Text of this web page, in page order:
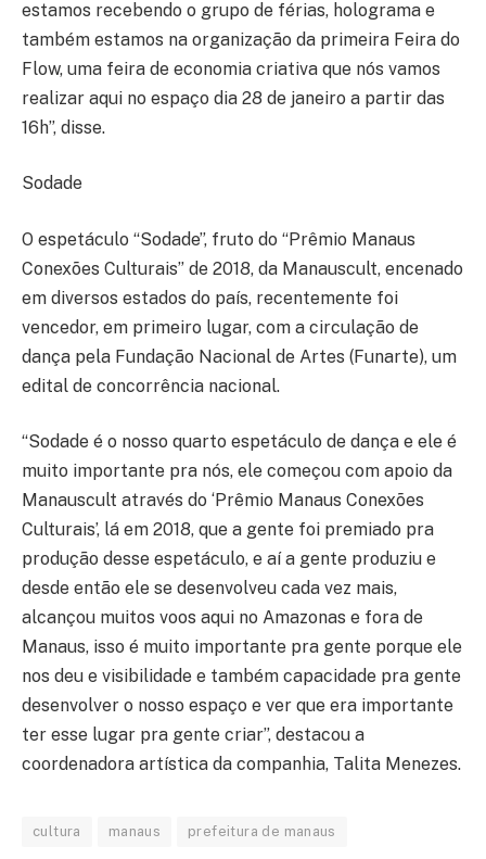
estamos recebendo o grupo de férias, holograma e
também estamos na organização da primeira Feira do
Flow, uma feira de economia criativa que nós vamos
realizar aqui no espaço dia 28 de janeiro a partir das
16h”, disse.
Sodade
O espetáculo “Sodade”, fruto do “Prêmio Manaus
Conexões Culturais” de 2018, da Manauscult, encenado
em diversos estados do país, recentemente foi
vencedor, em primeiro lugar, com a circulação de
dança pela Fundação Nacional de Artes (Funarte), um
edital de concorrência nacional.
“Sodade é o nosso quarto espetáculo de dança e ele é
muito importante pra nós, ele começou com apoio da
Manauscult através do ‘Prêmio Manaus Conexões
Culturais’, lá em 2018, que a gente foi premiado pra
produção desse espetáculo, e aí a gente produziu e
desde então ele se desenvolveu cada vez mais,
alcançou muitos voos aqui no Amazonas e fora de
Manaus, isso é muito importante pra gente porque ele
nos deu e visibilidade e também capacidade pra gente
desenvolver o nosso espaço e ver que era importante
ter esse lugar pra gente criar”, destacou a
coordenadora artística da companhia, Talita Menezes.
cultura manaus prefeitura de manaus